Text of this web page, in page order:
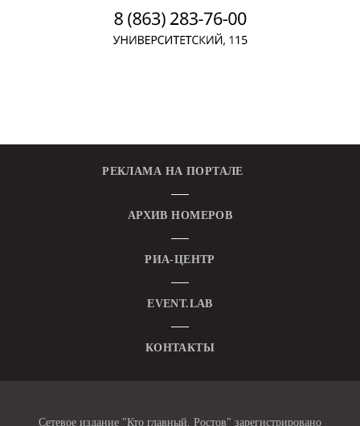
РЕКЛАМА НА ПОРТАЛЕ
АРХИВ НОМЕРОВ
РИА-ЦЕНТР
EVENT.LAB
КОНТАКТЫ
Сетевое издание "Кто главный. Ростов" зарегистрировано